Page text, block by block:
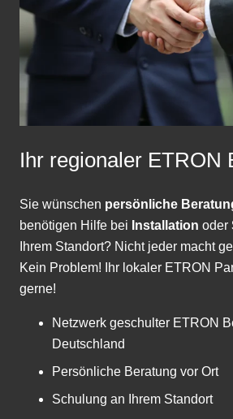
Ihr regionaler ETRON
Sie wünschen persönliche
benötigen Hilfe bei Installation oder
Ihrem Standort? Nicht jeder macht
Kein Problem! Ihr lokaler ETRON
gerne!
Netzwerk geschulter ETRON
Deutschland
Persönliche Beratung vor Ort
Schulung an Ihrem Standort